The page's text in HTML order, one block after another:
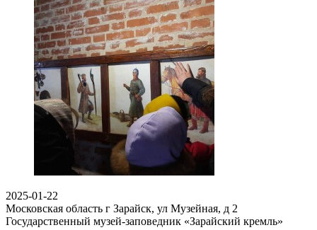
2025-01-22
Московская область г Зарайск, ул Музейная, д 2
Государственный музей-заповедник «Зарайский кремль»